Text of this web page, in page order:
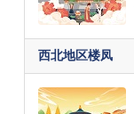
西北地区楼凤